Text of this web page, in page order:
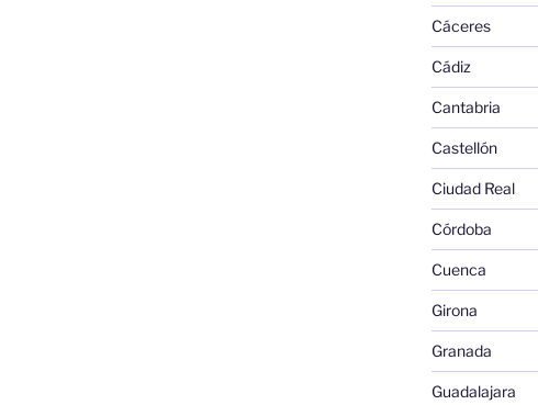
Cáceres
Cádiz
Cantabria
Castellón
Ciudad Real
Córdoba
Cuenca
Girona
Granada
Guadalajara